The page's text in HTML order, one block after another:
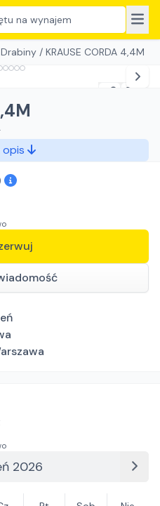
na wynajem
Drabiny / KRAUSE CORDA 4,4M
opis
2026